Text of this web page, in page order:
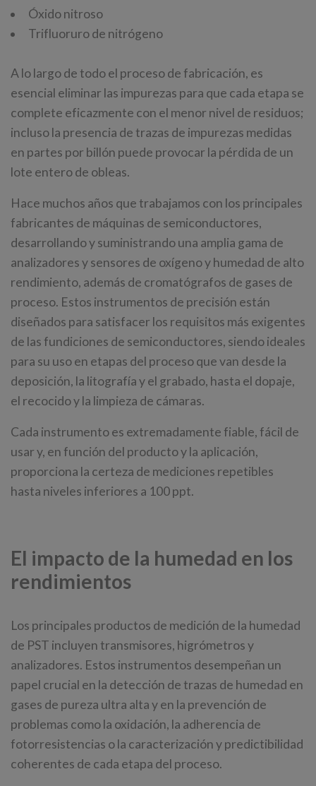
Óxido nitroso
Trifluoruro de nitrógeno
A lo largo de todo el proceso de fabricación, es
esencial eliminar las impurezas para que cada etapa se
complete eficazmente con el menor nivel de residuos;
incluso la presencia de trazas de impurezas medidas
en partes por billón puede provocar la pérdida de un
lote entero de obleas.
Hace muchos años que trabajamos con los principales
fabricantes de máquinas de semiconductores,
desarrollando y suministrando una amplia gama de
analizadores y sensores de oxígeno y humedad de alto
rendimiento, además de cromatógrafos de gases de
proceso. Estos instrumentos de precisión están
diseñados para satisfacer los requisitos más exigentes
de las fundiciones de semiconductores, siendo ideales
para su uso en etapas del proceso que van desde la
deposición, la litografía y el grabado, hasta el dopaje,
el recocido y la limpieza de cámaras.
Cada instrumento es extremadamente fiable, fácil de
usar y, en función del producto y la aplicación,
proporciona la certeza de mediciones repetibles
hasta niveles inferiores a 100 ppt.
El impacto de la humedad en los
rendimientos
Los principales productos de medición de la humedad
de PST incluyen transmisores, higrómetros y
analizadores. Estos instrumentos desempeñan un
papel crucial en la detección de trazas de humedad en
gases de pureza ultra alta y en la prevención de
problemas como la oxidación, la adherencia de
fotorresistencias o la caracterización y predictibilidad
coherentes de cada etapa del proceso.